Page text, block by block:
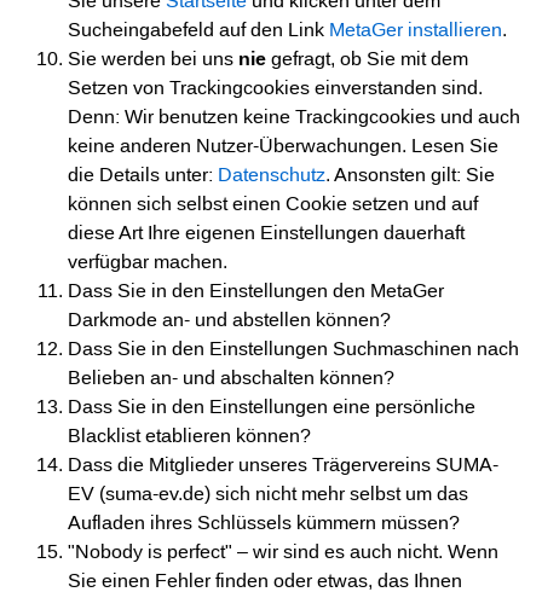
Sucheingabefeld auf den Link MetaGer installieren.
Sie werden bei uns nie gefragt, ob Sie mit dem
Setzen von Trackingcookies einverstanden sind.
Denn: Wir benutzen keine Trackingcookies und auch
keine anderen Nutzer-Überwachungen. Lesen Sie
die Details unter: Datenschutz. Ansonsten gilt: Sie
können sich selbst einen Cookie setzen und auf
diese Art Ihre eigenen Einstellungen dauerhaft
verfügbar machen.
Dass Sie in den Einstellungen den MetaGer
Darkmode an- und abstellen können?
Dass Sie in den Einstellungen Suchmaschinen nach
Belieben an- und abschalten können?
Dass Sie in den Einstellungen eine persönliche
Blacklist etablieren können?
Dass die Mitglieder unseres Trägervereins SUMA-
EV (suma-ev.de) sich nicht mehr selbst um das
Aufladen ihres Schlüssels kümmern müssen?
"Nobody is perfect" – wir sind es auch nicht. Wenn
Sie einen Fehler finden oder etwas, das Ihnen